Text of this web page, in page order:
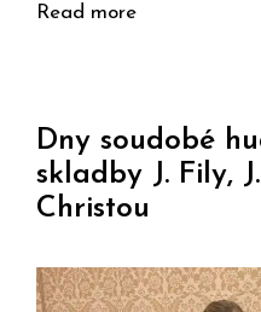
Read more
Dny soudobé
skladby J. Fily,
Christou